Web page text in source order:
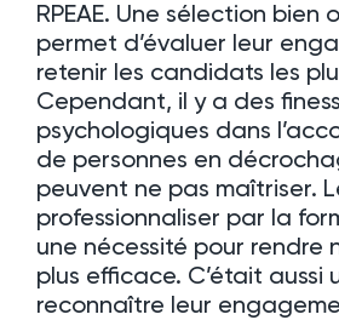
RPEAE. Une sélection bien
permet d’évaluer leur
retenir les candidats les
Cependant, il y a des
psychologiques dans
de personnes en
peuvent ne pas maîtriser.
professionnaliser par la
une nécessité pour rendre
plus efficace. C’était aussi
reconnaître leur